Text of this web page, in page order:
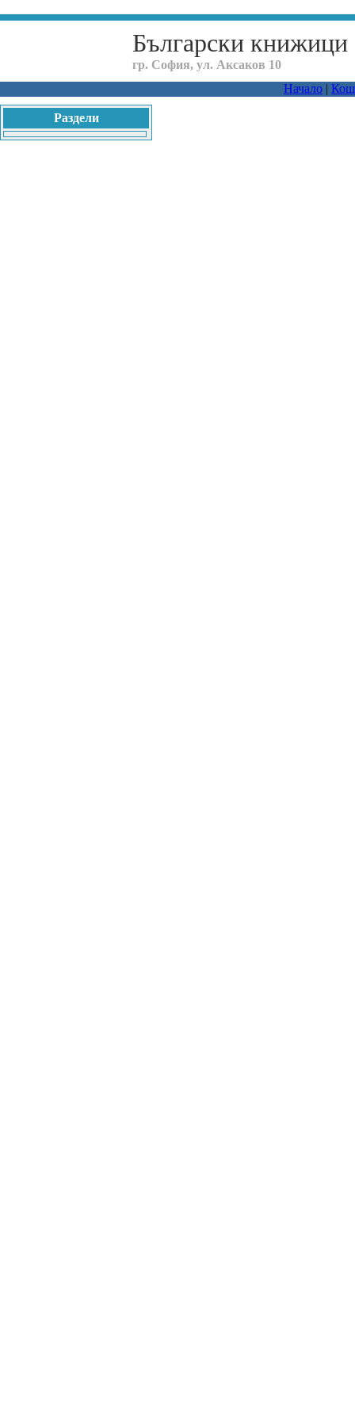
Български книжици
гр. София, ул. Аксаков 10
Начало |
Раздели